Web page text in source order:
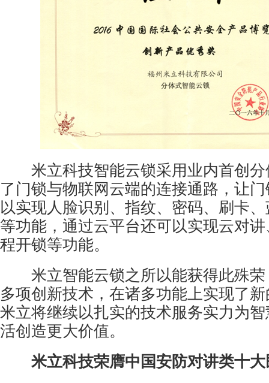
米立科技智能云锁采用业内首创分
了门锁与物联网云端的连接通路，让
以实现人脸识别、指纹、密码、刷卡
等功能，通过云平台还可以实现云对
程开锁等功能。
米立智能云锁之所以能获得此殊荣
多项创新技术，在诸多功能上实现了
米立将继续以扎实的技术服务实力为
活创造更大价值。
米立科技荣膺中国安防对讲类十